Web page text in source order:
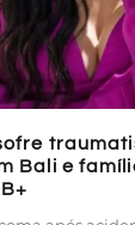
Bali e